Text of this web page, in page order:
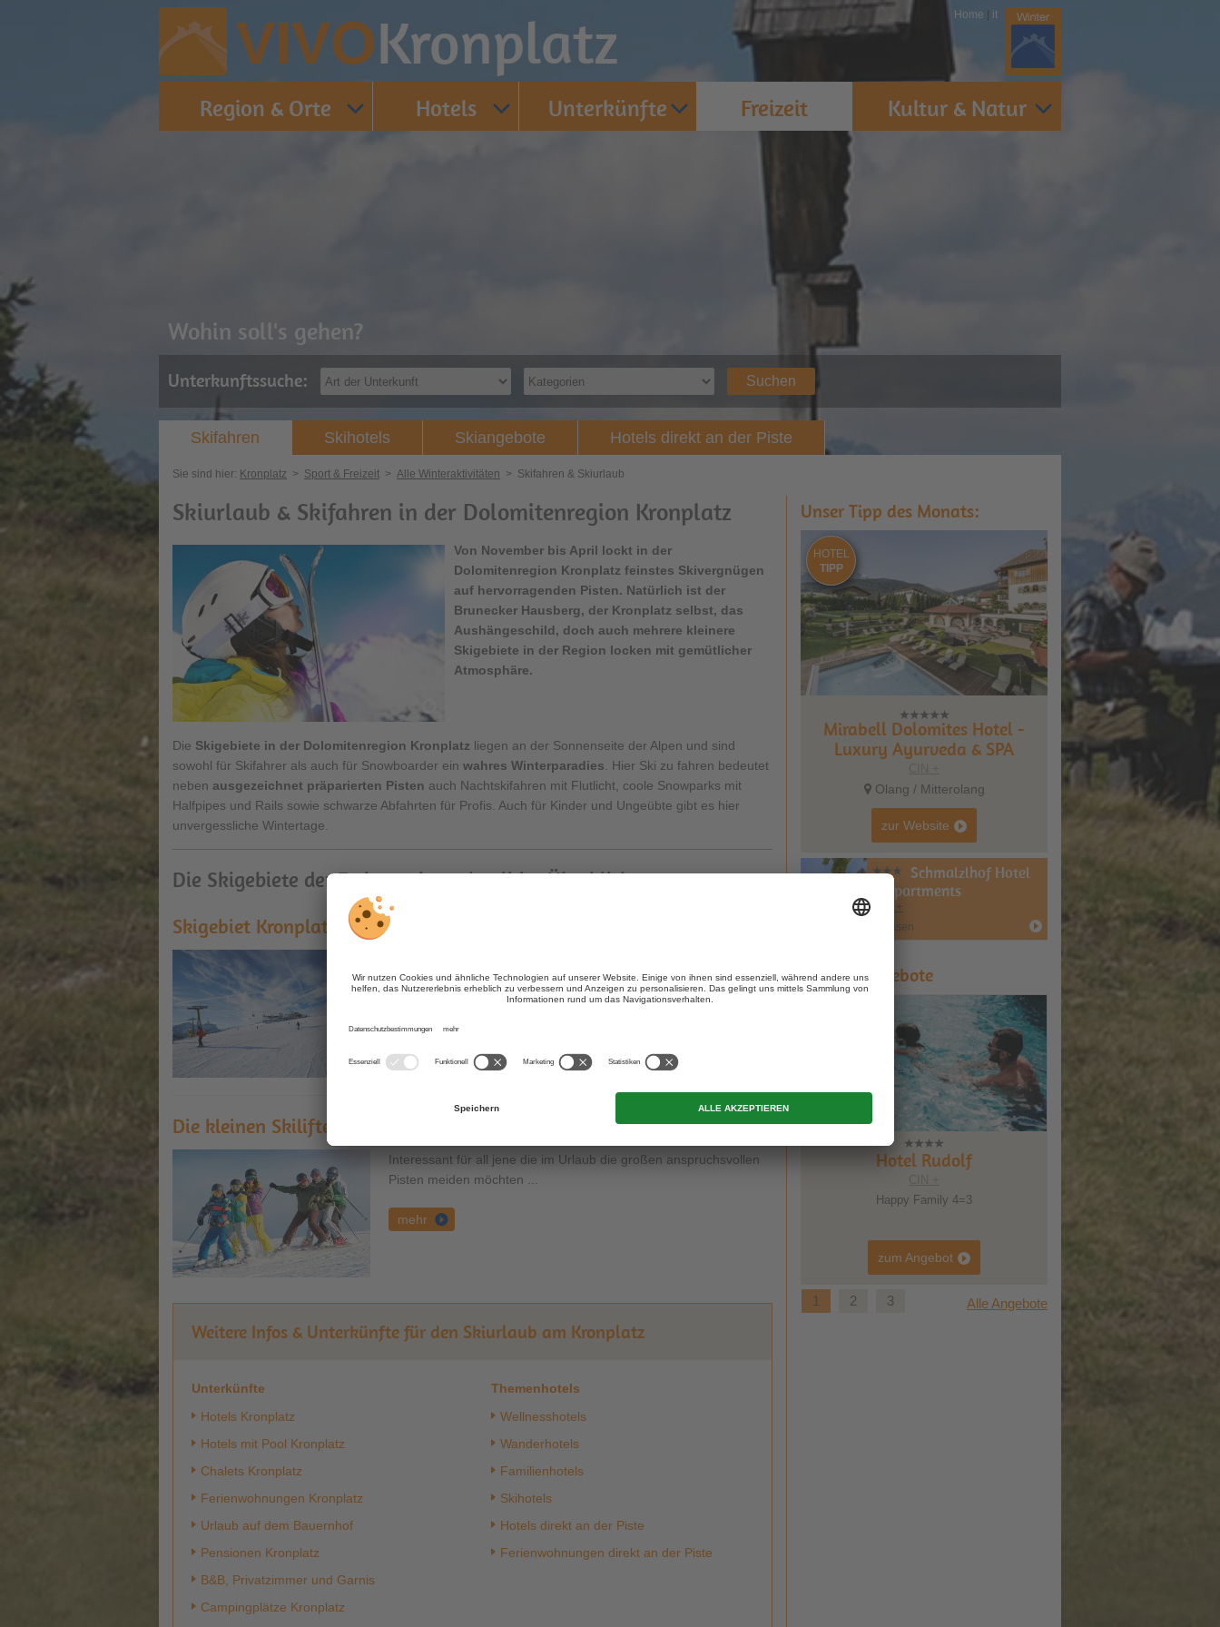
VIVOKronplatz
Wohin soll's gehen?
Unterkunftssuche: Suchen
Region & Orte Hotels Unterkünfte Freizeit Kultur & Natur
Home it
Skifahren Skihotels Skiangebote Hotels direkt an der Piste
Sie sind hier: Kronplatz > Sport & Freizeit > Alle Winteraktivitäten > Skifahren & Skiurlaub
Skiurlaub & Skifahren in der Dolomitenregion Kronplatz
Von November bis April lockt in der
Dolomitenregion Kronplatz feinstes Skivergnügen
auf hervorragenden Pisten. Natürlich ist der
Brunecker Hausberg, der Kronplatz selbst, das
Aushängeschild, doch auch mehrere kleinere
Skigebiete in der Region locken mit gemütlicher
Atmosphäre.
Die Skigebiete in der Dolomitenregion Kronplatz liegen an der Sonnenseite der Alpen und sind
sowohl für Skifahrer als auch für Snowboarder ein wahres Winterparadies . Hier Ski zu fahren bedeutet
neben ausgezeichnet präparierten Pisten auch Nachtskifahren mit Flutlicht, coole Snowparks mit
Halfpipes und Rails sowie schwarze Abfahrten für Profis. Auch für Kinder und Ungeübte gibt es hier
unvergessliche Wintertage.
Die Skigebiete der Ferienregion schnell im Überblick:
Skigebiet Kronplatz
Landes, sondern auch der modernste ...
Die kleinen Skilifte in der Region
Interessant für all jene die im Urlaub die großen anspruchsvollen
Pisten meiden möchten ...
mehr
Weitere Infos & Unterkünfte für den Skiurlaub am Kronplatz
Unterkünfte
Hotels Kronplatz
Hotels mit Pool Kronplatz
Chalets Kronplatz
Ferienwohnungen Kronplatz
Urlaub auf dem Bauernhof
Pensionen Kronplatz
B&B, Privatzimmer und Garnis
Campingplätze Kronplatz
Themenhotels
Wellnesshotels
Wanderhotels
Familienhotels
Skihotels
Hotels direkt an der Piste
Ferienwohnungen direkt an der Piste
Unser Tipp des Monats:
HOTEL
TIPP
Mirabell Dolomites Hotel -
Luxury Ayurveda & SPA
Olang / Mitterolang
zur Website
Schmalzlhof Hotel
& Apartments
CIN +
Rasen
Tipps & Angebote
Hotel Rudolf
Happy Family 4=3
zum Angebot
1 2 3 Alle Angebote